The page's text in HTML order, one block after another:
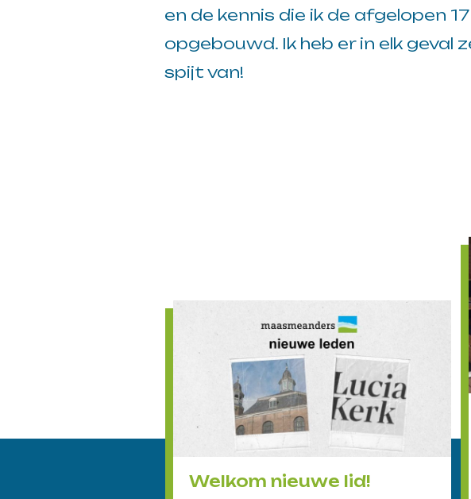
en de kennis die ik de afgelopen
opgebouwd. Ik heb er in elk geval
spijt van!
Welkom nieuwe lid!